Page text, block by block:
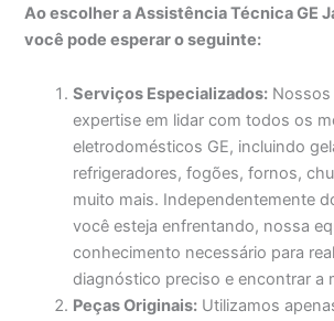
Ao escolher a Assistência Técnica GE
você pode esperar o seguinte:
Serviços Especializados:
expertise em lidar com todos os
eletrodomésticos GE, incluindo
refrigeradores, fogões, fornos,
muito mais. Independentemente
você esteja enfrentando, nossa
conhecimento necessário para
diagnóstico preciso e encontrar a
Peças Originais: Utilizamos